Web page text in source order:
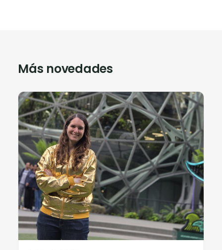
Más novedades